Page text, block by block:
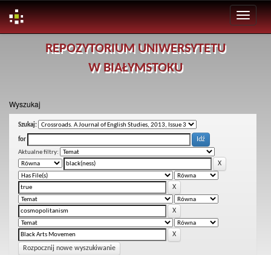
REPOZYTORIUM UNIWERSYTETU
W BIAŁYMSTOKU
Wyszukaj
Szukaj:
for
Aktualne filtry:
Rozpocznij nowe wyszukiwanie